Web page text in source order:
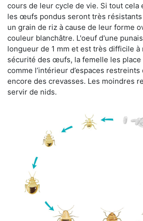
cours de leur cycle de vie. Si tout cela
les œufs pondus seront très
un grain de riz à cause de leur forme
couleur blanchâtre. L'oeuf d'une
longueur de 1 mm et est très difficile à
sécurité des œufs, la femelle les
comme l’intérieur d’espaces
encore des crevasses. Les moindres
servir de nids.